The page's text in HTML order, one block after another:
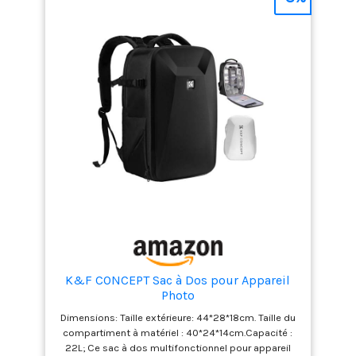
bouteille ou un parapluie. 【Sac à Dos Photo Léger
seulement 1kg. Son poids léger en fait un
compagnon idéal pour explorer la ville. Il respecte
les normes de bagage cabine de la plupart des
compagnies aériennes. 【Protection Tous Temps et
Durabilité】Equipé d'une housse de pluie
imperméable. Les bretelles rembourrées et
ajustables, ainsi que le dos aéré en mesh, assurent
un port confortable et respirant, même avec une
charge lourde. 【Multifonction】Retirez les
cloisons pour transformer ce sac photo en un sac à
répond avec plaisir.
K&F CONCEPT Sac à Dos pour Appareil
Photo
Dimensions: Taille extérieure: 44*28*18cm. Taille du
compartiment à matériel : 40*24*14cm.Capacité :
22L; Ce sac à dos multifonctionnel pour appareil